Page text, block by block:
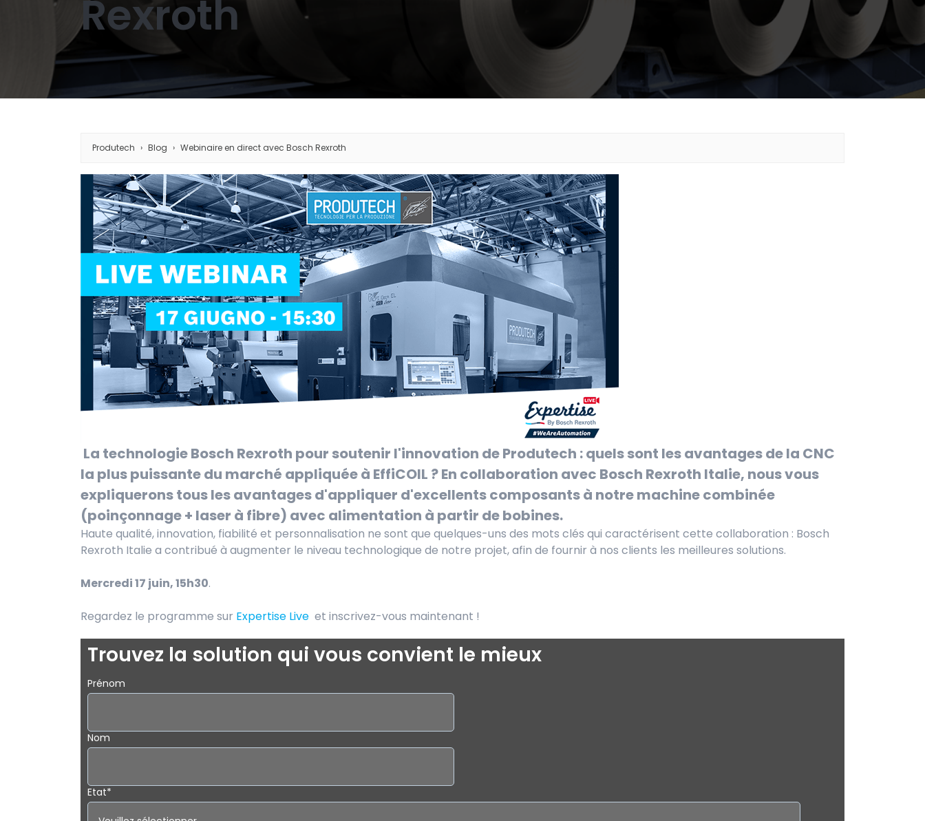
Rexroth
Produtech Blog Webinaire en direct avec Bosch Rexroth
La technologie Bosch Rexroth pour soutenir l'innovation de Produtech : quels sont les avantages de la CNC
la plus puissante du marché appliquée à EffiCOIL ? En collaboration avec Bosch Rexroth Italie, nous vous
expliquerons tous les avantages d'appliquer d'excellents composants à notre machine combinée
(poinçonnage + laser à fibre) avec alimentation à partir de bobines.
Haute qualité, innovation, fiabilité et personnalisation ne sont que quelques-uns des mots clés qui caractérisent cette collaboration : Bosch
Rexroth Italie a contribué à augmenter le niveau technologique de notre projet, afin de fournir à nos clients les meilleures solutions.
Mercredi 17 juin, 15h30.
Regardez le programme sur Expertise Live et inscrivez-vous maintenant !
Trouvez la solution qui vous convient le mieux
Prénom
Nom
Etat*